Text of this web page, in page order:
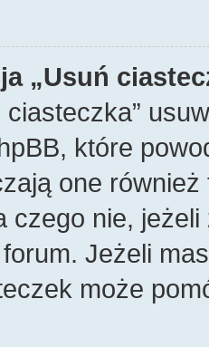
„Usuń
ciasteczka”
które
one
czego nie,
Jeżeli
może